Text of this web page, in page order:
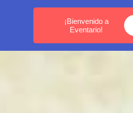
MEDELLÍN - BOGOTÁ -
¡Bienvenido a
Eventario!